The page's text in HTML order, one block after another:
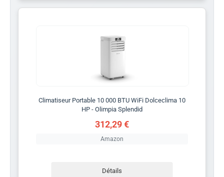
Climatiseur Portable 10 000 BTU WiFi Dolceclima 10
HP - Olimpia Splendid
312,29 €
Amazon
Détails